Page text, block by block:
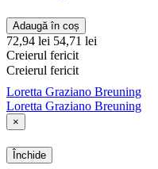
Adaugă în coș
72,94 lei 54,71 lei
Creierul fericit
Creierul fericit
Loretta Graziano Breuning
Loretta Graziano Breuning
×
Închide